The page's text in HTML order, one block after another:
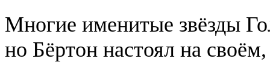
Многие именитые звёзды
но Бёртон настоял на